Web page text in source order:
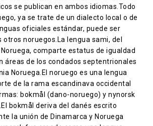
se publican en ambos idiomas.Todo
ya se trate de un dialecto local o de
oficiales estándar, puede ser
noruegos.La lengua sami, del
comparte estatus de igualdad
áreas de los condados septentrionales
Noruega.El noruego es una lengua
de la rama escandinava occidental
bokmål (dano-noruego) y nynorsk
bokmål deriva del danés escrito
la unión de Dinamarca y Noruega